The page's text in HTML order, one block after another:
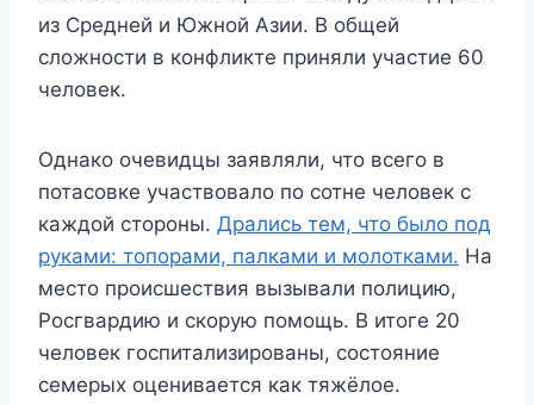
из Средней и Южной Азии. В общей
сложности в конфликте приняли участие 60
человек.
Однако очевидцы заявляли, что всего в
потасовке участвовало по сотне человек с
каждой стороны. Дрались тем, что было под
руками: топорами, палками и молотками. На
место происшествия вызывали полицию,
Росгвардию и скорую помощь. В итоге 20
человек госпитализированы, состояние
семерых оценивается как тяжёлое.